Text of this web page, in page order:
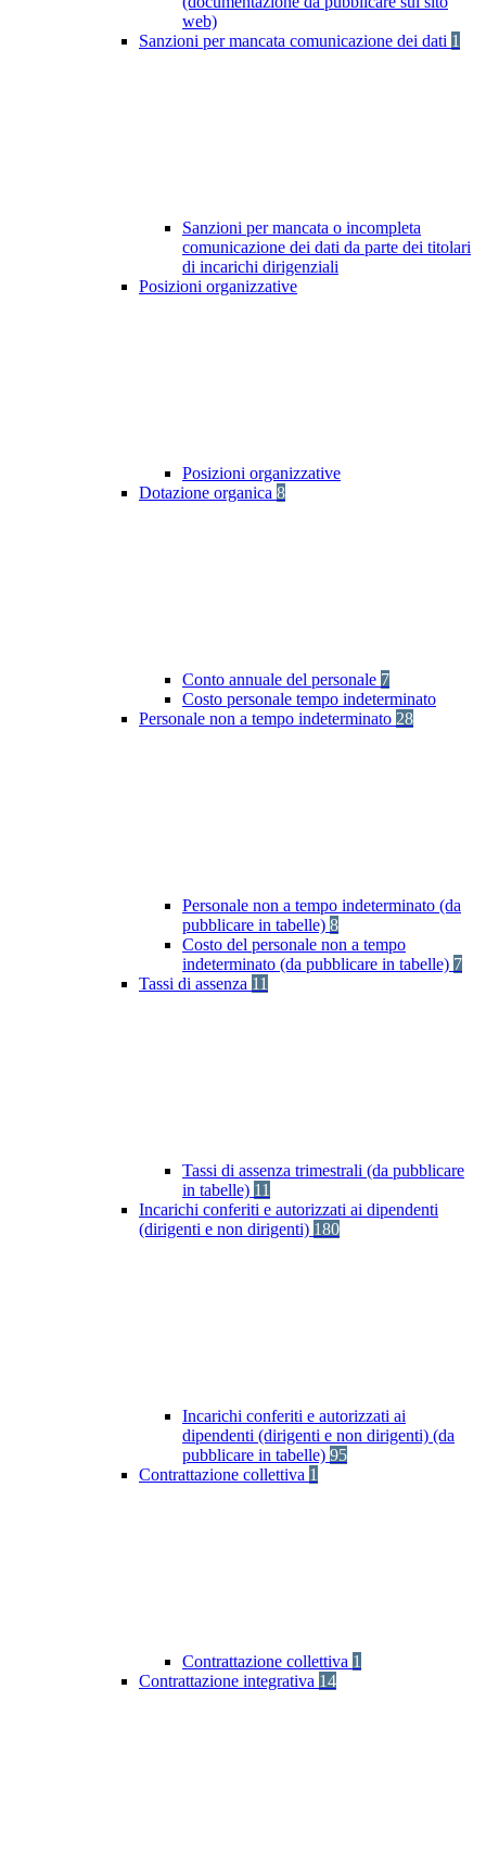
web)
Sanzioni per mancata comunicazione dei dati 1
Sanzioni per mancata o incompleta
comunicazione dei dati da parte dei titolari
di incarichi dirigenziali
Posizioni organizzative
Posizioni organizzative
Dotazione organica 8
Conto annuale del personale 7
Costo personale tempo indeterminato
Personale non a tempo indeterminato 28
Personale non a tempo indeterminato (da
pubblicare in tabelle) 8
Costo del personale non a tempo
indeterminato (da pubblicare in tabelle) 7
Tassi di assenza 11
Tassi di assenza trimestrali (da pubblicare
in tabelle) 11
Incarichi conferiti e autorizzati ai dipendenti
(dirigenti e non dirigenti) 180
Incarichi conferiti e autorizzati ai
dipendenti (dirigenti e non dirigenti) (da
pubblicare in tabelle) 95
Contrattazione collettiva 1
Contrattazione collettiva 1
Contrattazione integrativa 14